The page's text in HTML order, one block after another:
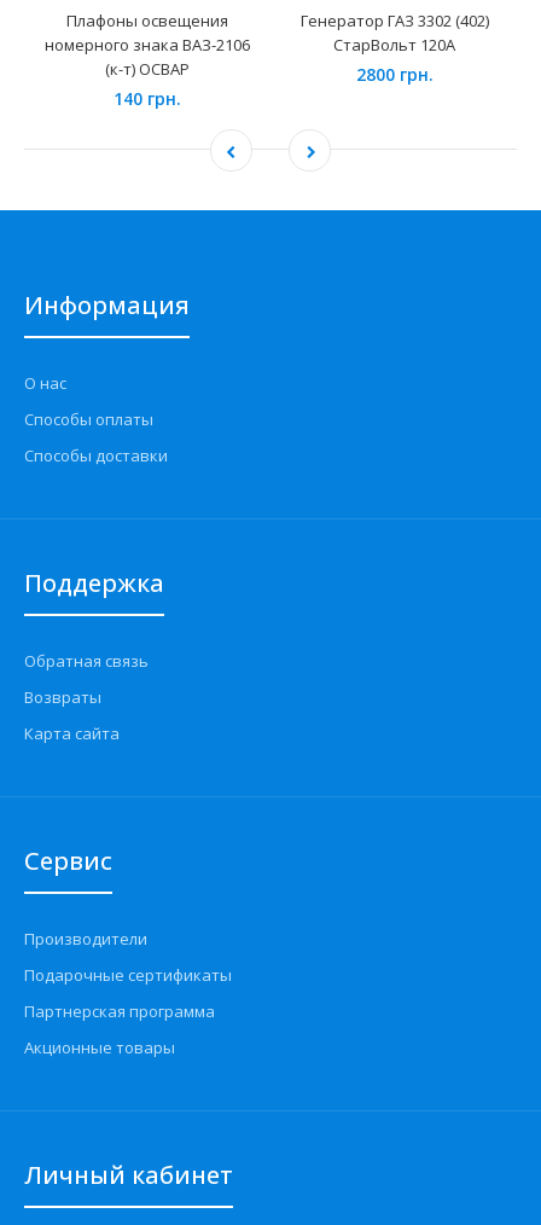
Плафоны освещения
номерного знака ВАЗ-2106
(к-т) ОСВАР
140 грн.
Генератор ГАЗ 3302 (402)
СтарВольт 120А
2800 грн.
Информация
О нас
Способы оплаты
Способы доставки
Поддержка
Обратная связь
Возвраты
Карта сайта
Сервис
Производители
Подарочные сертификаты
Партнерская программа
Акционные товары
Личный кабинет